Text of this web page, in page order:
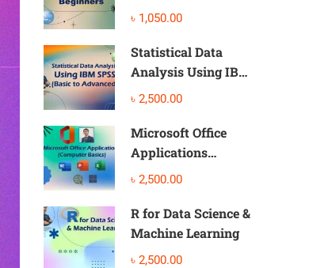
Beginners
৳ 1,050.00
Statistical Data
Analysis Using IBM
SPSS (Basic to
৳ 2,500.00
Microsoft Office
Applications
(Computer Basic)
৳ 2,500.00
R for Data Science &
Machine Learning
৳ 2,500.00